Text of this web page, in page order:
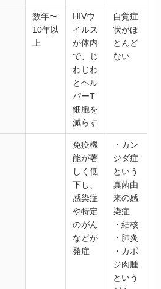
数年〜
10年以
上
HIVウ
イルス
が体内
で、じ
わじわ
とヘル
パーT
細胞を
減らす
自覚症
状がほ
とんど
ない
免疫機
能が著
しく低
下し、
感染症
や特定
のがん
などが
発症
・カン
ジダ症
という
真菌由
来の感
染症
・結核
・肺炎
・カポ
ジ肉腫
という